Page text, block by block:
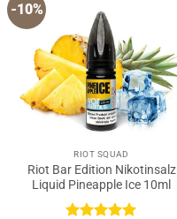
-10%
RIOT SQUAD
Riot Bar Edition Nikotinsalz
Liquid Pineapple Ice 10ml